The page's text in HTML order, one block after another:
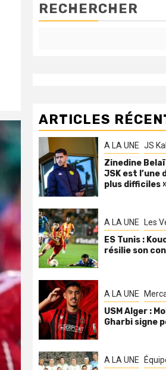
RECHERCHER
ARTICLES
A LA UNE JS
Zinedine
JSK est l’une
plus difficiles
A LA UNE Les
ES Tunis :
résilie son
A LA UNE
USM Alger :
Gharbi signe
A LA UNE